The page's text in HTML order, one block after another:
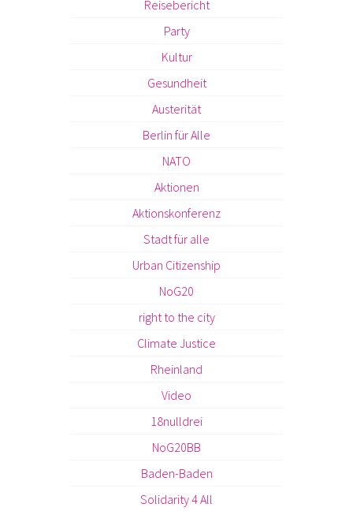
Reisebericht
Party
Kultur
Gesundheit
Austerität
Berlin für Alle
NATO
Aktionen
Aktionskonferenz
Stadt für alle
Urban Citizenship
NoG20
right to the city
Climate Justice
Rheinland
Video
18nulldrei
NoG20BB
Baden-Baden
Solidarity 4 All